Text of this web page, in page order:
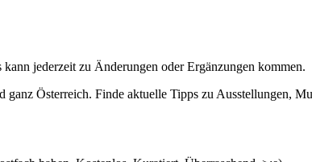
jederzeit zu Änderungen oder Ergänzungen kommen.
Österreich. Finde aktuelle Tipps zu Ausstellungen,